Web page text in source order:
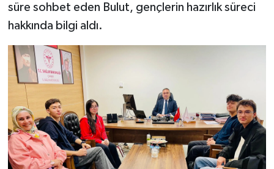
süre sohbet eden Bulut, gençlerin hazırlık süreci
hakkında bilgi aldı.